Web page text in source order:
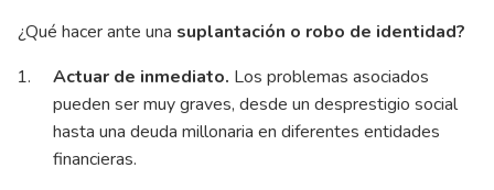
¿Qué hacer ante una suplantación o robo de identidad?
Actuar de inmediato. Los problemas asociados
pueden ser muy graves, desde un desprestigio social
hasta una deuda millonaria en diferentes entidades
financieras.